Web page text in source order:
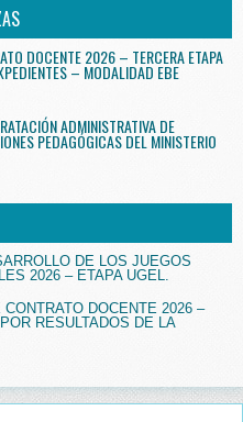
DOCENTE 2026 – TERCERA ETAPA
– MODALIDAD EBE
ADMINISTRATIVA DE
PEDAGÓGICAS DEL MINISTERIO
DE LOS JUEGOS
2026 – ETAPA UGEL.
DOCENTE 2026 –
RESULTADOS DE LA